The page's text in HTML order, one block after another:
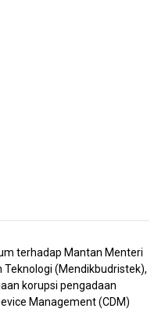
terhadap Mantan Menteri
Teknologi (Mendikbudristek),
korupsi pengadaan
Management (CDM)